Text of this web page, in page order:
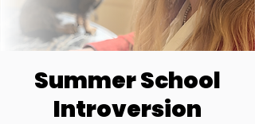
Summer School
Introversion